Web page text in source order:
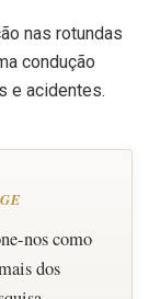
nas rotundas
condução
e acidentes.
nos como
dos